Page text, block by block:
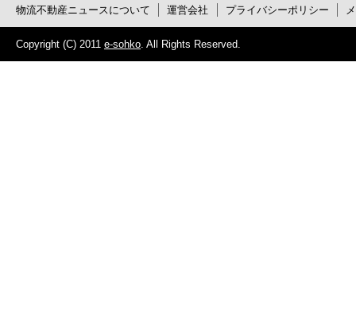
物流不動産ニュースについて 運営会社 プライバシーポリシー
Copyright (C) 2011 e-sohko . All Rights Reserved.